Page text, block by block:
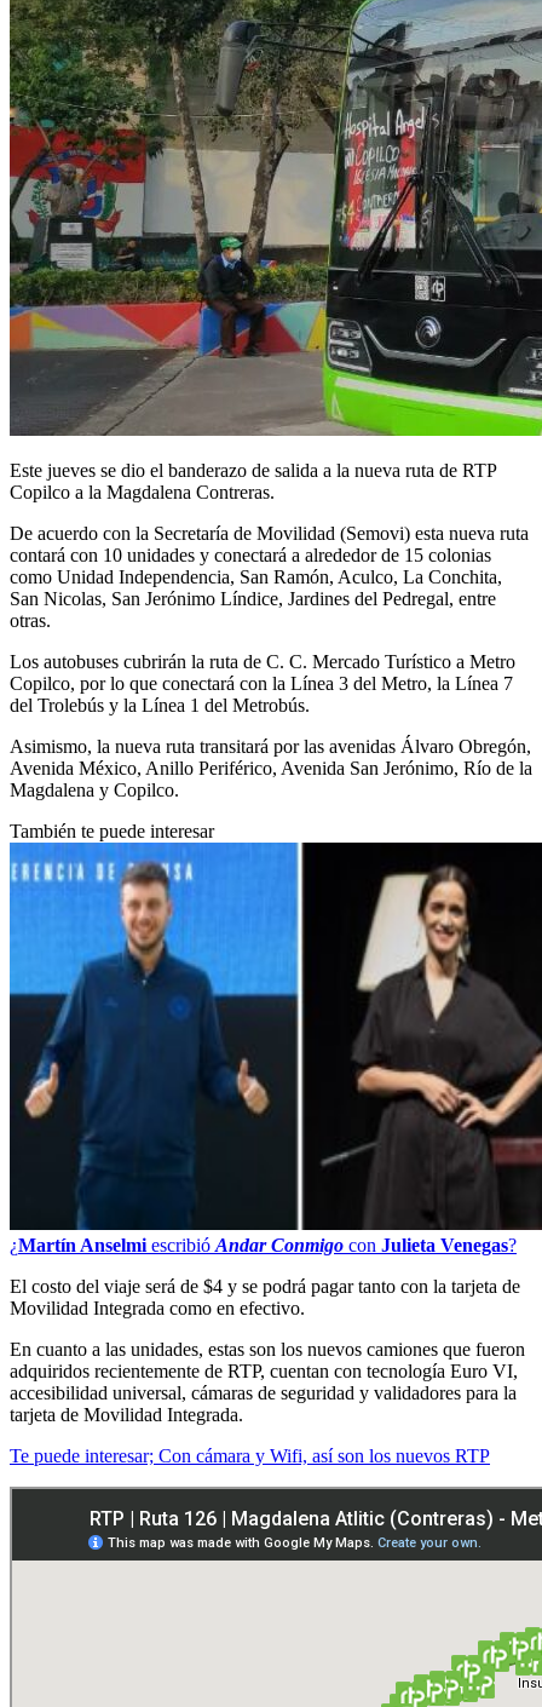
Este jueves se dio el banderazo de salida a la nueva ruta de RTP
Copilco a la Magdalena Contreras.
De acuerdo con la Secretaría de Movilidad (Semovi) esta nueva ruta
contará con 10 unidades y conectará a alrededor de 15 colonias
como Unidad Independencia, San Ramón, Aculco, La Conchita,
San Nicolas, San Jerónimo Líndice, Jardines del Pedregal, entre
otras.
Los autobuses cubrirán la ruta de C. C. Mercado Turístico a Metro
Copilco, por lo que conectará con la Línea 3 del Metro, la Línea 7
del Trolebús y la Línea 1 del Metrobús.
Asimismo, la nueva ruta transitará por las avenidas Álvaro Obregón,
Avenida México, Anillo Periférico, Avenida San Jerónimo, Río de la
Magdalena y Copilco.
También te puede interesar
¿Martín Anselmi escribió Andar Conmigo con Julieta Venegas?
El costo del viaje será de $4 y se podrá pagar tanto con la tarjeta de
Movilidad Integrada como en efectivo.
En cuanto a las unidades, estas son los nuevos camiones que fueron
adquiridos recientemente de RTP, cuentan con tecnología Euro VI,
accesibilidad universal, cámaras de seguridad y validadores para la
tarjeta de Movilidad Integrada.
Te puede interesar; Con cámara y Wifi, así son los nuevos RTP